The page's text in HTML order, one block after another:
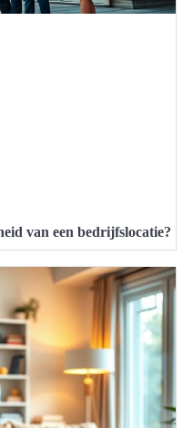
van een bedrijfslocatie?